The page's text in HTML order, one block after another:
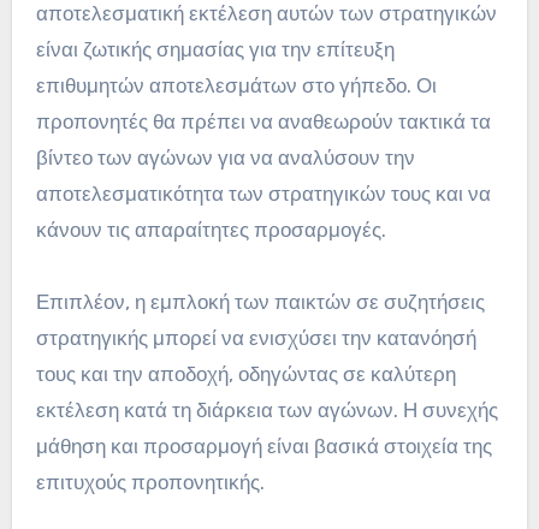
αποτελεσματική εκτέλεση αυτών των στρατηγικών
είναι ζωτικής σημασίας για την επίτευξη
επιθυμητών αποτελεσμάτων στο γήπεδο. Οι
προπονητές θα πρέπει να αναθεωρούν τακτικά τα
βίντεο των αγώνων για να αναλύσουν την
αποτελεσματικότητα των στρατηγικών τους και να
κάνουν τις απαραίτητες προσαρμογές.
Επιπλέον, η εμπλοκή των παικτών σε συζητήσεις
στρατηγικής μπορεί να ενισχύσει την κατανόησή
τους και την αποδοχή, οδηγώντας σε καλύτερη
εκτέλεση κατά τη διάρκεια των αγώνων. Η συνεχής
μάθηση και προσαρμογή είναι βασικά στοιχεία της
επιτυχούς προπονητικής.